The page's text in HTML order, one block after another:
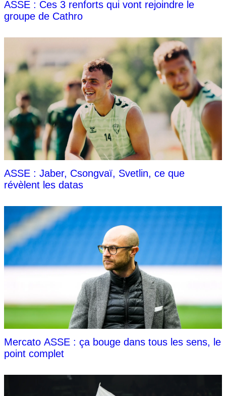
ASSE : Ces 3 renforts qui vont rejoindre le
groupe de Cathro
ASSE : Jaber, Csongvaï, Svetlin, ce que
révèlent les datas
Mercato ASSE : ça bouge dans tous les sens, le
point complet